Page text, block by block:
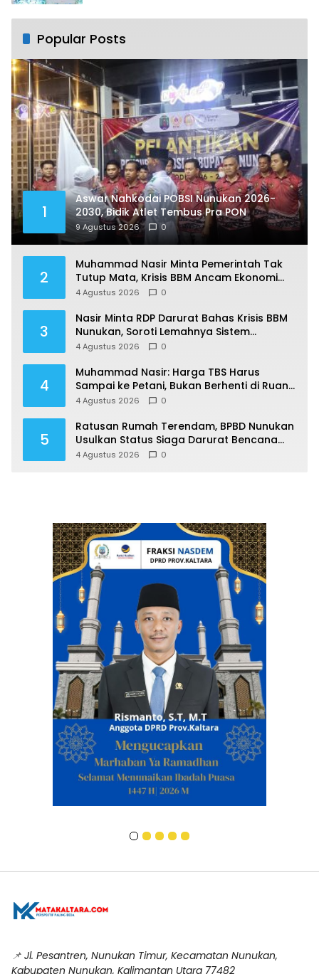
Popular Posts
1
Aswar Nahkodai POBSI Nunukan 2026-
2030, Bidik Atlet Tembus Pra PON
9 Agustus 2026 0
2
Muhammad Nasir Minta Pemerintah Tak
Tutup Mata, Krisis BBM Ancam Ekonomi
Masyarakat Nunukan
4 Agustus 2026 0
3
Nasir Minta RDP Darurat Bahas Krisis BBM
Nunukan, Soroti Lemahnya Sistem
Distribusi
4 Agustus 2026 0
4
Muhammad Nasir: Harga TBS Harus
Sampai ke Petani, Bukan Berhenti di Ruang
Rapat
4 Agustus 2026 0
5
Ratusan Rumah Terendam, BPBD Nunukan
Usulkan Status Siaga Darurat Bencana
Hidrometeorologi
4 Agustus 2026 0
📌 Jl. Pesantren, Nunukan Timur, Kecamatan Nunukan,
Kabupaten Nunukan, Kalimantan Utara 77482